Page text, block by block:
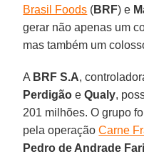
Brasil Foods (BRF) e
gerar não apenas um
mas também um
A BRF S.A,
Perdigão eQualy,
201 milhões. O grupo
pela operação Carne
Pedro de Andrade